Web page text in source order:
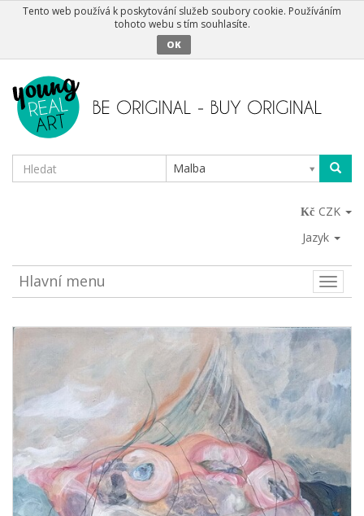
Tento web používá k poskytování služeb soubory cookie. Používáním
tohoto webu s tím souhlasíte.
OK
Malba
CZK
Jazyk
Toggle
Hlavní menu